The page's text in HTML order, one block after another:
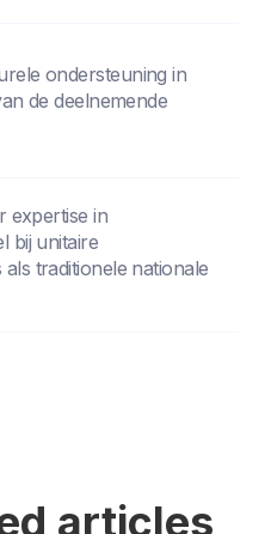
ondersteuning in
de deelnemende
expertise in
bij unitaire
traditionele nationale
articles